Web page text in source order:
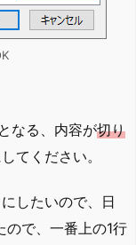
なる、内容が切り
てください。
したいので、日
ので、一番上の1行